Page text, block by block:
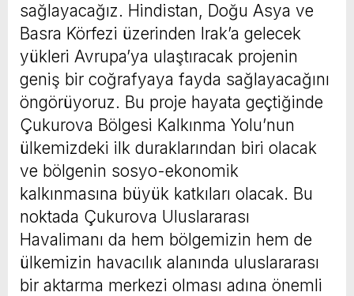
sağlayacağız. Hindistan, Doğu Asya ve
Basra Körfezi üzerinden Irak’a gelecek
yükleri Avrupa’ya ulaştıracak projenin
geniş bir coğrafyaya fayda sağlayacağını
öngörüyoruz. Bu proje hayata geçtiğinde
Çukurova Bölgesi Kalkınma Yolu’nun
ülkemizdeki ilk duraklarından biri olacak
ve bölgenin sosyo-ekonomik
kalkınmasına büyük katkıları olacak. Bu
noktada Çukurova Uluslararası
Havalimanı da hem bölgemizin hem de
ülkemizin havacılık alanında uluslararası
bir aktarma merkezi olması adına önemli